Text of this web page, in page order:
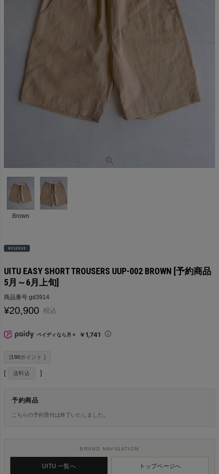
Brown
UITU EASY SHORT TROUSERS UUP-002 BROWN [予約商品
5月～6月上旬]
商品番号 gd3914
¥20,900 税込
ペイディなら月々 ￥1,741
[190ポイント ]
送料込
予約商品
こちらの予約受付は終了いたしました。
BRAND NAVIGATION
UITU 一覧へ トップページへ